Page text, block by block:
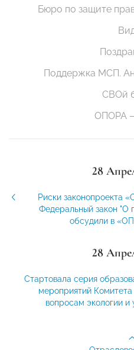
Бюро по защите
Поддержка МСП.
СВОй
ОПОРА
28
Риски законопроекта
Федеральный закон "О
обсудили в
28
Стартовала серия
мероприятий
вопросам экологии и